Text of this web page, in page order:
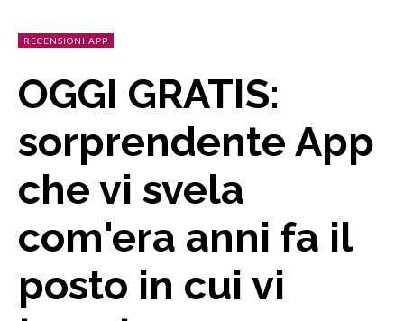
RECENSIONI APP
OGGI GRATIS:
sorprendente App
che vi svela
com'era anni fa il
posto in cui vi